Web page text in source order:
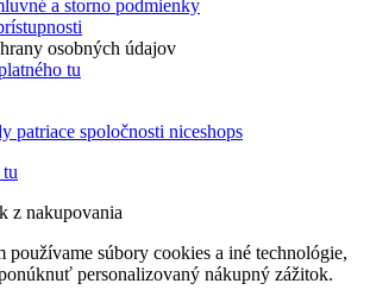
a storno podmienky
osobných údajov
tu
patriace spoločnosti niceshops
z nakupovania
používame súbory cookies a iné technológie,
personalizovaný nákupný zážitok.